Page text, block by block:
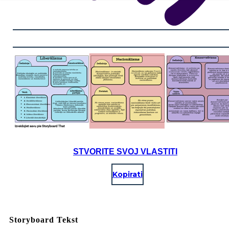
STVORITE SVOJ VLASTITI
Kopirati
Storyboard Tekst